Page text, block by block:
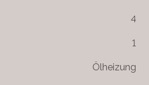
4
1
Ölheizung